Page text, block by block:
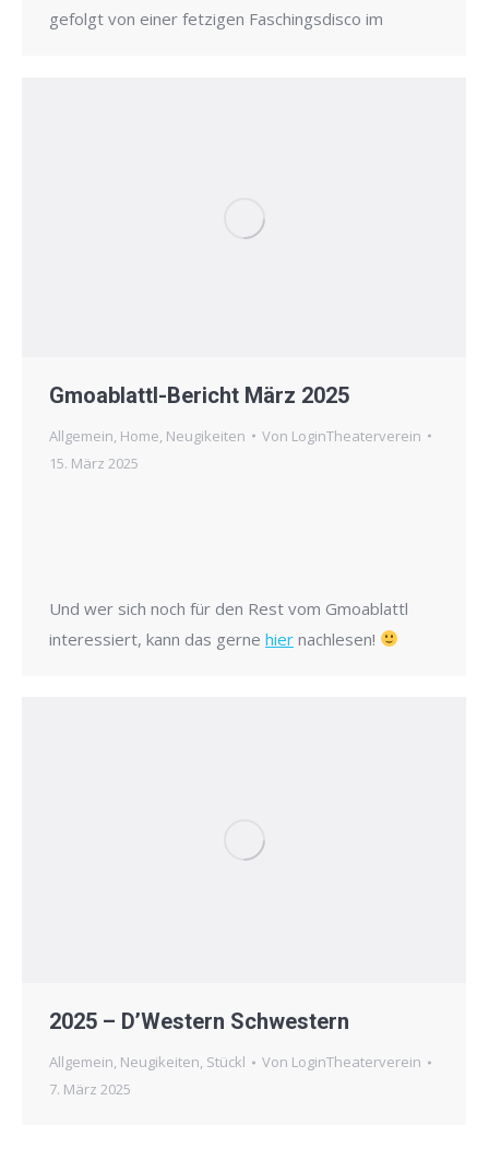
gefolgt von einer fetzigen Faschingsdisco im
Gmoablattl-Bericht März 2025
Allgemein Home Neugikeiten Von LoginTheaterverein
15. März 2025
Und wer sich noch für den Rest vom Gmoablattl
interessiert, kann das gerne hier nachlesen!
2025 – D’Western Schwestern
Allgemein, Neugikeiten, Stückl Von LoginTheaterverein
7. März 2025